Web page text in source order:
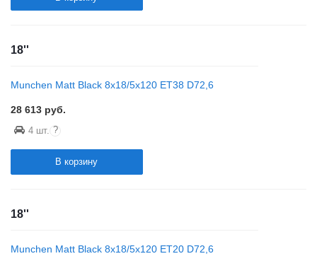
18''
Munchen Matt Black 8x18/5x120 ET38 D72,6
28 613 руб.
4 шт. ?
В корзину
18''
Munchen Matt Black 8x18/5x120 ET20 D72,6